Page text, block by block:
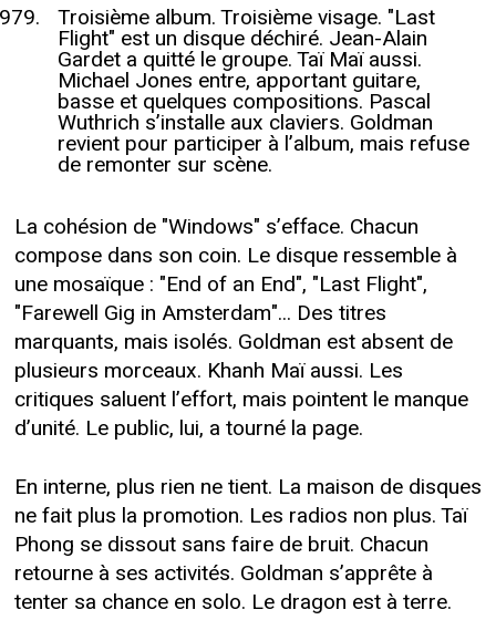
Troisième album. Troisième visage. "Last
Flight" est un disque déchiré. Jean-Alain
Gardet a quitté le groupe. Taï Maï aussi.
Michael Jones entre, apportant guitare,
basse et quelques compositions. Pascal
Wuthrich s’installe aux claviers. Goldman
revient pour participer à l’album, mais refuse
de remonter sur scène.
La cohésion de "Windows" s’efface. Chacun
compose dans son coin. Le disque ressemble à
une mosaïque : "End of an End", "Last Flight",
"Farewell Gig in Amsterdam"... Des titres
marquants, mais isolés. Goldman est absent de
plusieurs morceaux. Khanh Maï aussi. Les
critiques saluent l’effort, mais pointent le manque
d’unité. Le public, lui, a tourné la page.
En interne, plus rien ne tient. La maison de disques
ne fait plus la promotion. Les radios non plus. Taï
Phong se dissout sans faire de bruit. Chacun
retourne à ses activités. Goldman s’apprête à
tenter sa chance en solo. Le dragon est à terre.